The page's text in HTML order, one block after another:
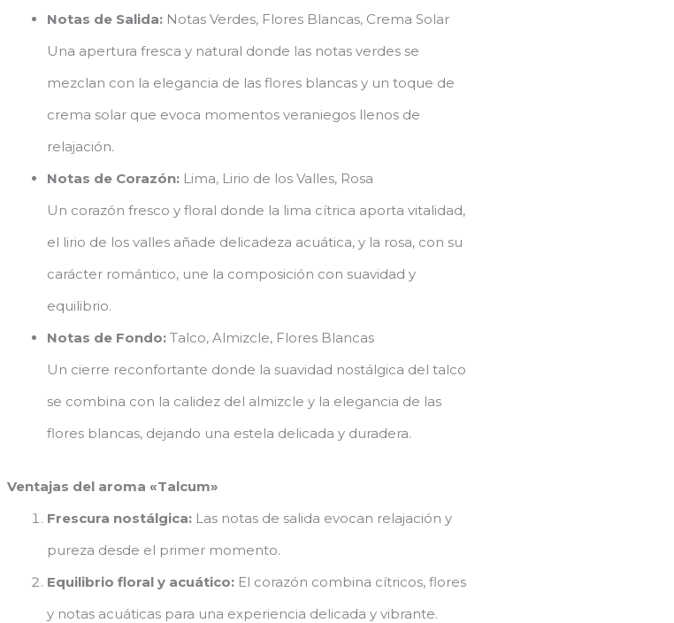
Notas de Salida: Notas Verdes, Flores Blancas, Crema Solar
Una apertura fresca y natural donde las notas verdes se
mezclan con la elegancia de las flores blancas y un toque de
crema solar que evoca momentos veraniegos llenos de
relajación.
Notas de Corazón: Lima, Lirio de los Valles, Rosa
Un corazón fresco y floral donde la lima cítrica aporta vitalidad,
el lirio de los valles añade delicadeza acuática, y la rosa, con su
carácter romántico, une la composición con suavidad y
equilibrio.
Notas de Fondo: Talco, Almizcle, Flores Blancas
Un cierre reconfortante donde la suavidad nostálgica del talco
se combina con la calidez del almizcle y la elegancia de las
flores blancas, dejando una estela delicada y duradera.
Ventajas del aroma «Talcum»
Frescura nostálgica: Las notas de salida evocan relajación y
pureza desde el primer momento.
Equilibrio floral y acuático: El corazón combina cítricos, flores
y notas acuáticas para una experiencia delicada y vibrante.